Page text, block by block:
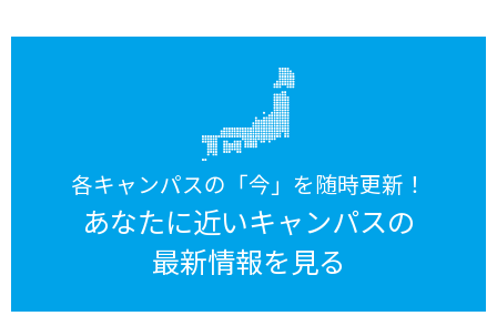
各キャンパスの「今」を随時更新！
あなたに近いキャンパスの
最新情報を見る